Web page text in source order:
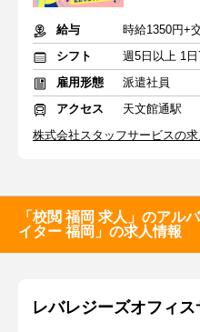
給与
時給1350円+
シフト
週5日以上 1
雇用形態
派遣社員
アクセス
天文館通駅
株式会社スタッフサービスの
「校閲 福岡 求人」のアル
イター 福岡」の求人情報
レバレジーズオフィ